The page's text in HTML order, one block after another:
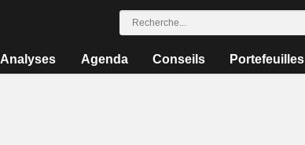
Analyses Agenda Conseils Portefeuilles